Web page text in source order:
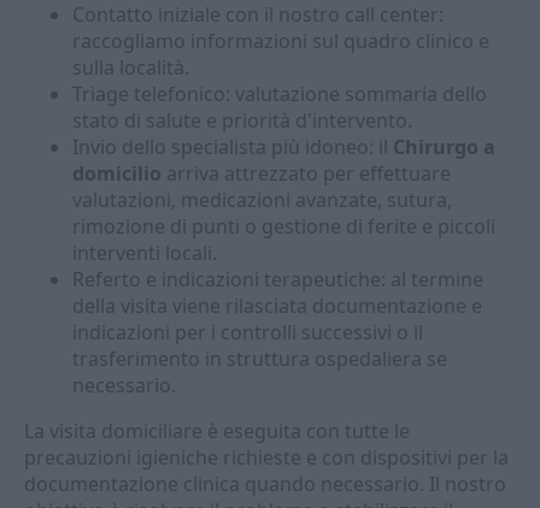
Contatto iniziale con il nostro call center:
raccogliamo informazioni sul quadro clinico e
sulla località.
Triage telefonico: valutazione sommaria dello
stato di salute e priorità d'intervento.
Invio dello specialista più idoneo: il Chirurgo a
domicilio arriva attrezzato per effettuare
valutazioni, medicazioni avanzate, sutura,
rimozione di punti o gestione di ferite e piccoli
interventi locali.
Referto e indicazioni terapeutiche: al termine
della visita viene rilasciata documentazione e
indicazioni per i controlli successivi o il
trasferimento in struttura ospedaliera se
necessario.
La visita domiciliare è eseguita con tutte le
precauzioni igieniche richieste e con dispositivi per la
documentazione clinica quando necessario. Il nostro